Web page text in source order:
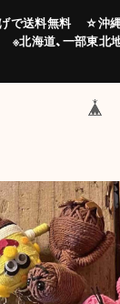
で送料無料 ☆沖縄
海道、一部東北地